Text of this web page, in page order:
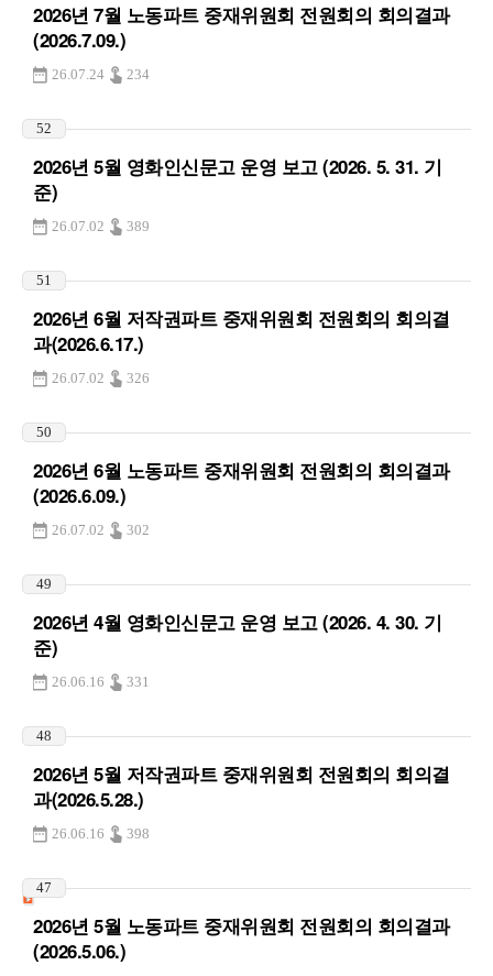
2026년 7월 노동파트 중재위원회 전원회의 회의결과
(2026.7.09.)
26.07.24 234
52
2026년 5월 영화인신문고 운영 보고 (2026. 5. 31. 기
준)
26.07.02 389
51
2026년 6월 저작권파트 중재위원회 전원회의 회의결
과(2026.6.17.)
26.07.02 326
50
2026년 6월 노동파트 중재위원회 전원회의 회의결과
(2026.6.09.)
26.07.02 302
49
2026년 4월 영화인신문고 운영 보고 (2026. 4. 30. 기
준)
26.06.16 331
48
2026년 5월 저작권파트 중재위원회 전원회의 회의결
과(2026.5.28.)
26.06.16 398
47
2026년 5월 노동파트 중재위원회 전원회의 회의결과
(2026.5.06.)